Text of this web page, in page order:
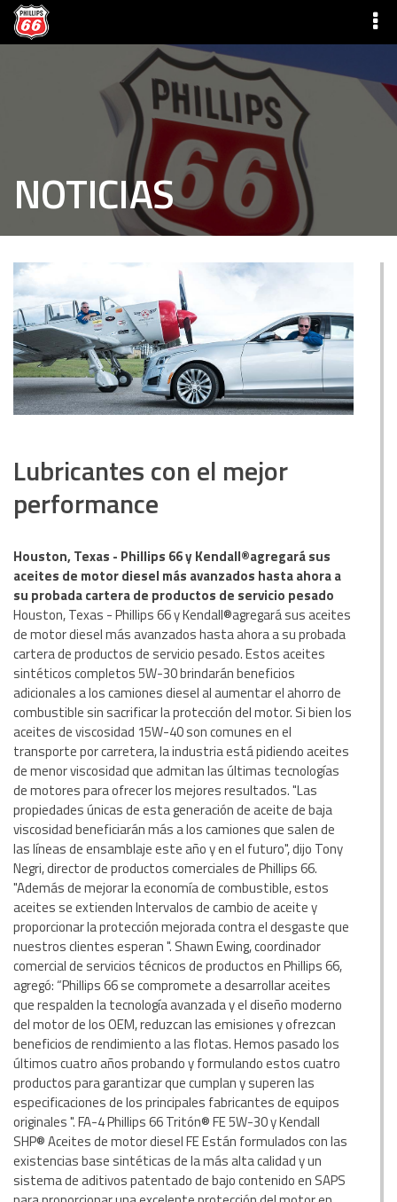
NOTICIAS
Lubricantes con el mejor
performance
Houston, Texas - Phillips 66 y Kendall®agregará sus
aceites de motor diesel más avanzados hasta ahora a
su probada cartera de productos de servicio pesado
Houston, Texas - Phillips 66 y Kendall®agregará sus aceites
de motor diesel más avanzados hasta ahora a su probada
cartera de productos de servicio pesado. Estos aceites
sintéticos completos 5W-30 brindarán beneficios
adicionales a los camiones diesel al aumentar el ahorro de
combustible sin sacrificar la protección del motor. Si bien los
aceites de viscosidad 15W-40 son comunes en el
transporte por carretera, la industria está pidiendo aceites
de menor viscosidad que admitan las últimas tecnologías
de motores para ofrecer los mejores resultados. "Las
propiedades únicas de esta generación de aceite de baja
viscosidad beneficiarán más a los camiones que salen de
las líneas de ensamblaje este año y en el futuro", dijo Tony
Negri, director de productos comerciales de Phillips 66.
"Además de mejorar la economía de combustible, estos
aceites se extienden Intervalos de cambio de aceite y
proporcionar la protección mejorada contra el desgaste que
nuestros clientes esperan ". Shawn Ewing, coordinador
comercial de servicios técnicos de productos en Phillips 66,
agregó: “Phillips 66 se compromete a desarrollar aceites
que respalden la tecnología avanzada y el diseño moderno
del motor de los OEM, reduzcan las emisiones y ofrezcan
beneficios de rendimiento a las flotas. Hemos pasado los
últimos cuatro años probando y formulando estos cuatro
productos para garantizar que cumplan y superen las
especificaciones de los principales fabricantes de equipos
originales ". FA-4 Phillips 66 Tritón® FE 5W-30 y Kendall
SHP® Aceites de motor diesel FE Están formulados con las
existencias base sintéticas de la más alta calidad y un
sistema de aditivos patentado de bajo contenido en SAPS